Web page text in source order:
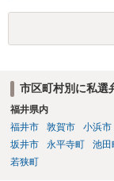
市区町村別に私選
福井県内
福井市
敦賀市 小浜市
坂井市
永平寺町 池田
若狭町